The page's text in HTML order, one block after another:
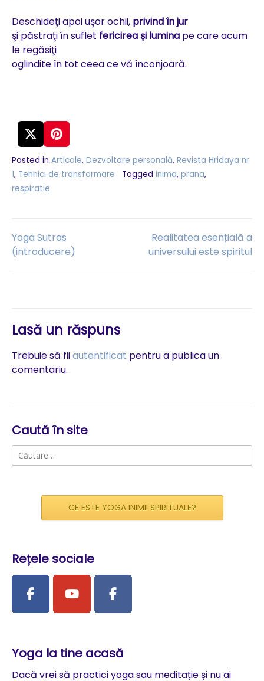
Deschideţi apoi uşor ochii, privind în jur
şi păstraţi în suflet fericirea și lumina pe care acum
le regăsiţi
oglindite în tot ceea ce vă înconjoară.
Posted in Articole, Dezvoltare personală, Revista Hridaya nr
1, Tehnici de transformare Tagged inima, prana,
respiratie
Navigare
Yoga Sutras
(introducere)
Realitatea esențială a
universului este spiritul
Lasă un răspuns
Trebuie să fiiautentificat pentru a publica un
comentariu.
Caută în site
Caută
după:
CE ESTE YOGA INIMII SPIRITUALE?
Rețele sociale
Yoga la tine acasă
Dacă vrei să practici yoga sau meditație și nu ai